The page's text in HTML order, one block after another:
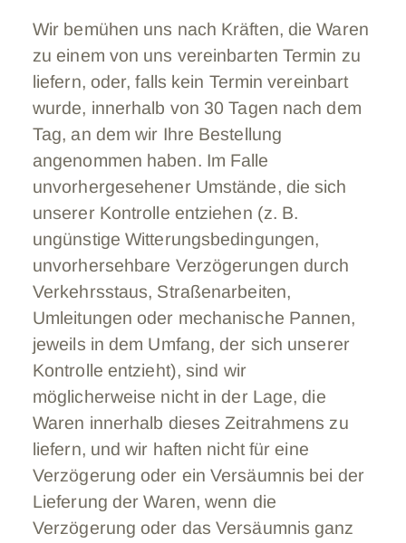
Wir bemühen uns nach Kräften, die Waren
zu einem von uns vereinbarten Termin zu
liefern, oder, falls kein Termin vereinbart
wurde, innerhalb von 30 Tagen nach dem
Tag, an dem wir Ihre Bestellung
angenommen haben. Im Falle
unvorhergesehener Umstände, die sich
unserer Kontrolle entziehen (z. B.
ungünstige Witterungsbedingungen,
unvorhersehbare Verzögerungen durch
Verkehrsstaus, Straßenarbeiten,
Umleitungen oder mechanische Pannen,
jeweils in dem Umfang, der sich unserer
Kontrolle entzieht), sind wir
möglicherweise nicht in der Lage, die
Waren innerhalb dieses Zeitrahmens zu
liefern, und wir haften nicht für eine
Verzögerung oder ein Versäumnis bei der
Lieferung der Waren, wenn die
Verzögerung oder das Versäumnis ganz